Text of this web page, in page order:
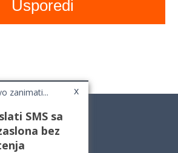
zanimati... x
SMS sa
bez